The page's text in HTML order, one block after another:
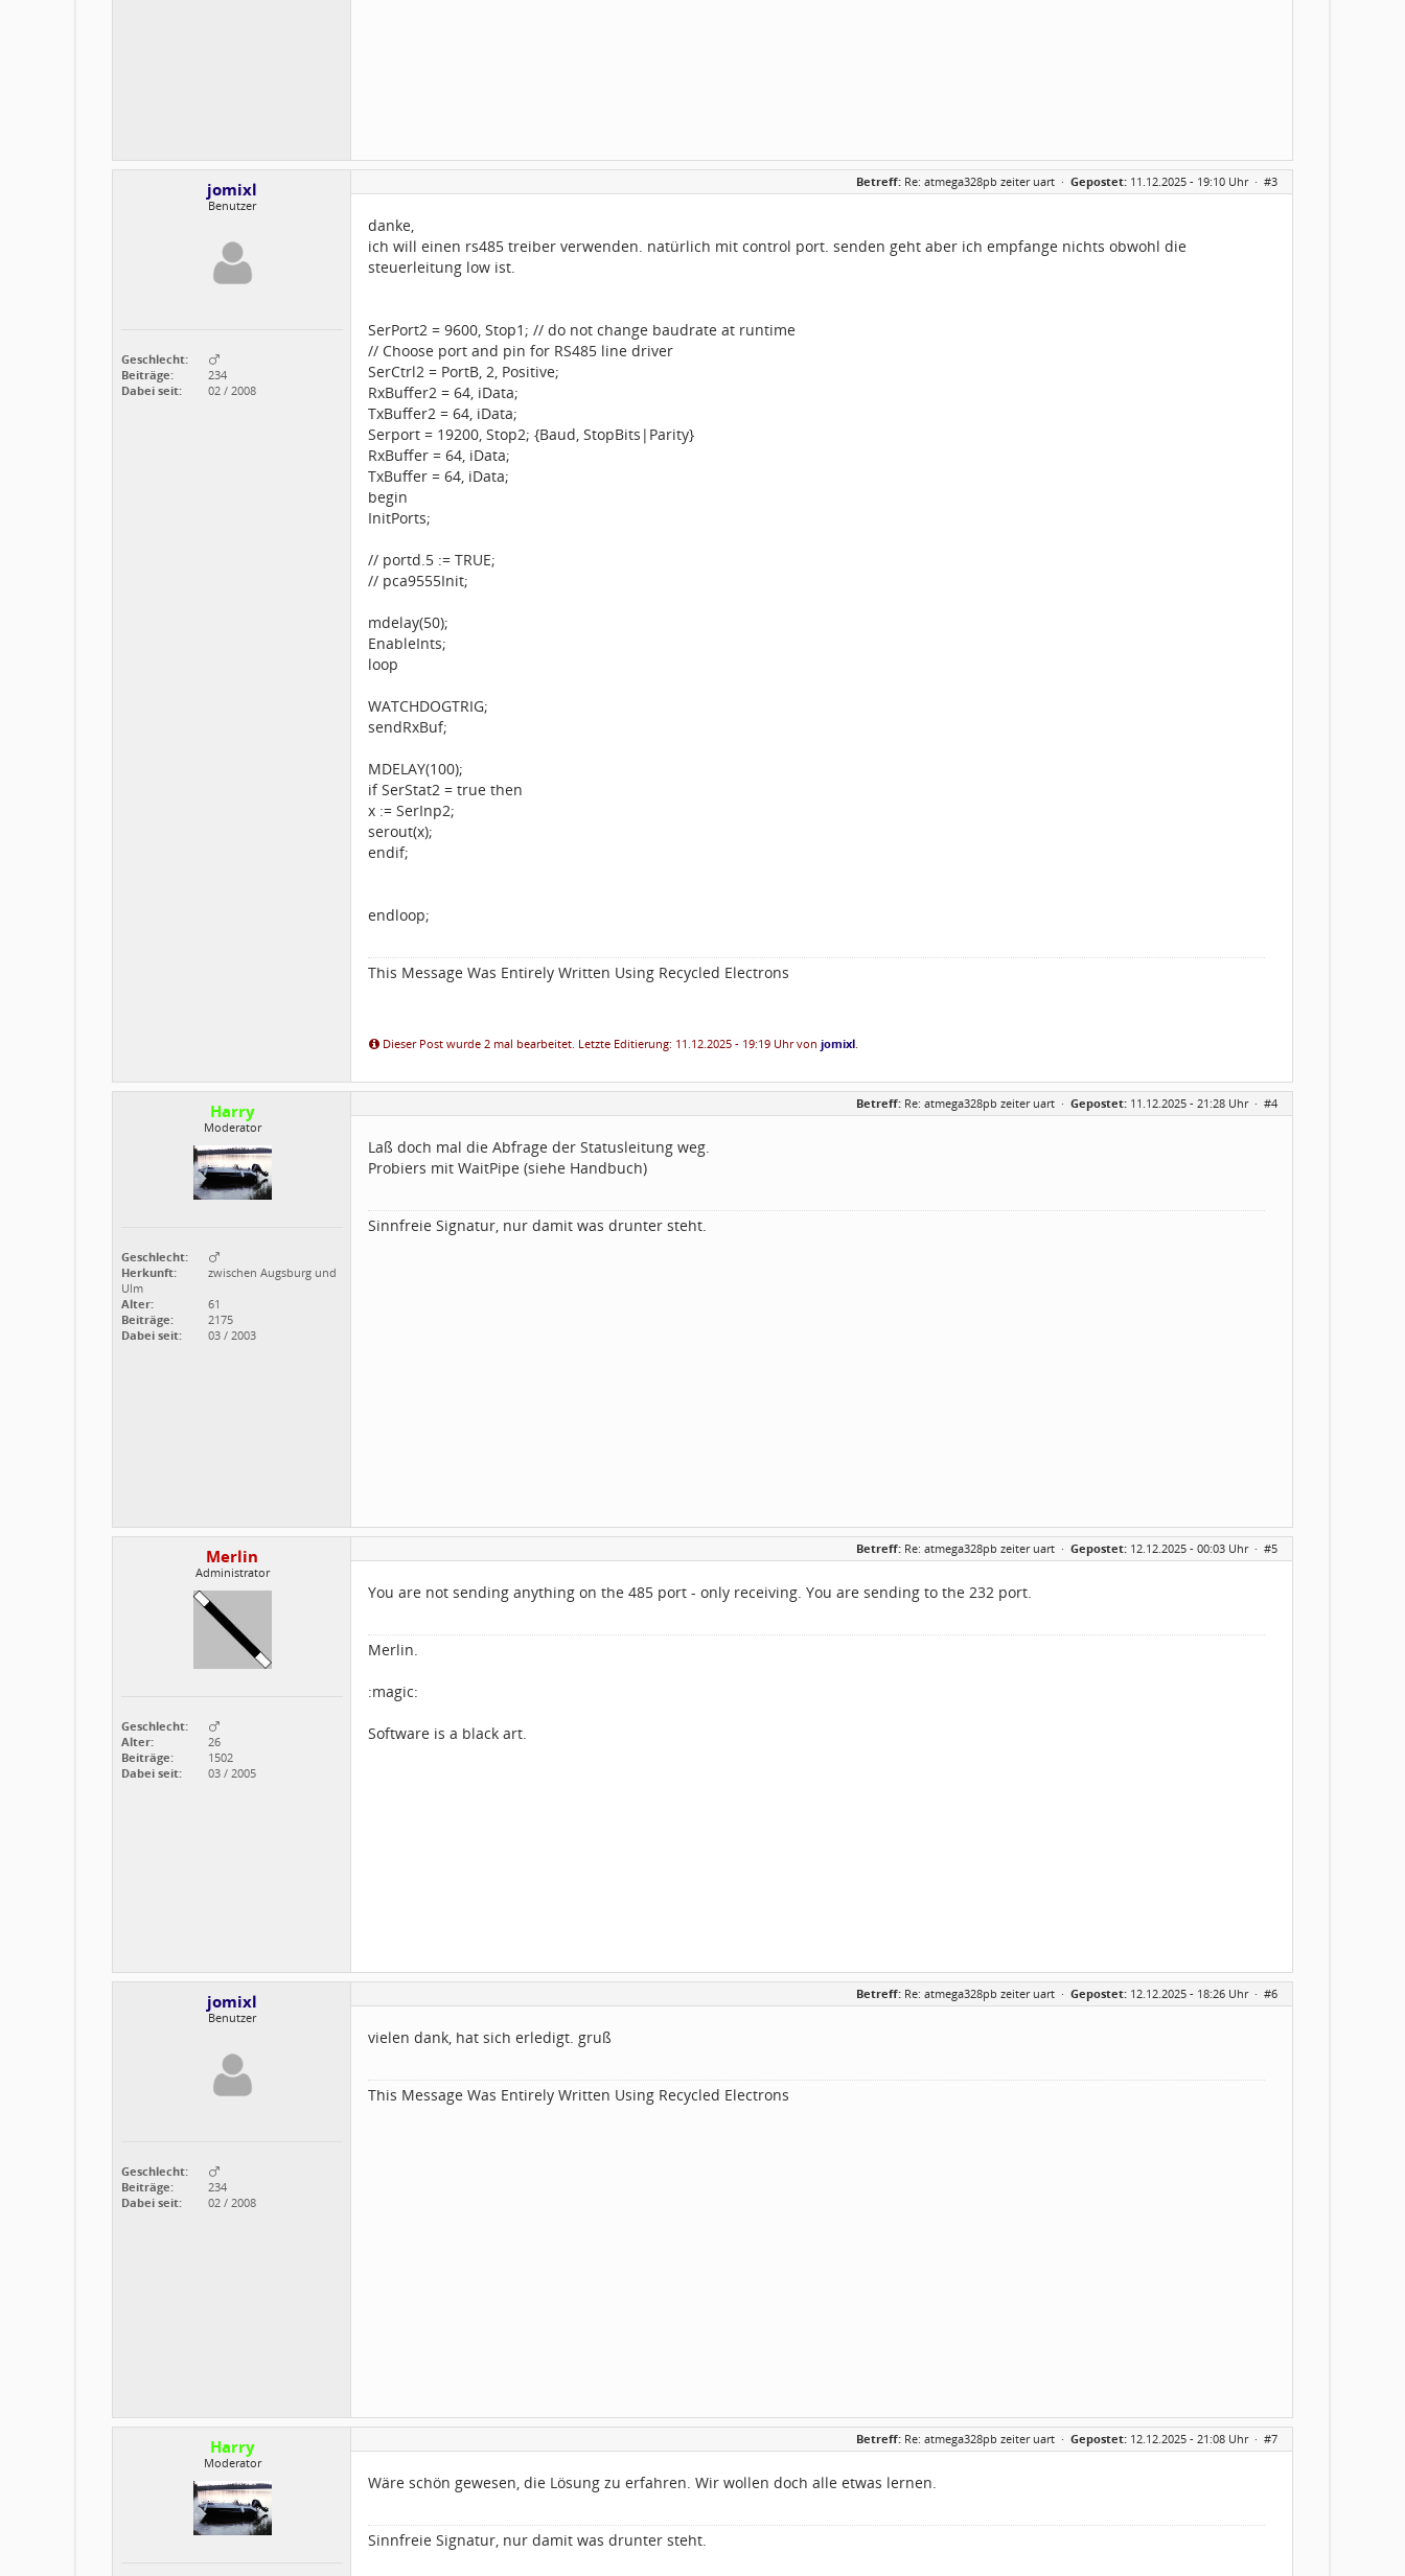
jomixl
Benutzer
Geschlecht:
Beiträge:
234
Dabei seit:
02 / 2008
Betreff: Re: atmega328pb zeiter uart · Gepostet: 11.12.2025 - 19:10 Uhr · #3
danke,
ich will einen rs485 treiber verwenden. natürlich mit control port. senden geht aber ich empfange nichts obwohl die
steuerleitung low ist.
SerPort2 = 9600, Stop1; // do not change baudrate at runtime
// Choose port and pin for RS485 line driver
SerCtrl2 = PortB, 2, Positive;
RxBuffer2 = 64, iData;
TxBuffer2 = 64, iData;
Serport = 19200, Stop2; {Baud, StopBits|Parity}
RxBuffer = 64, iData;
TxBuffer = 64, iData;
begin
InitPorts;
// portd.5 := TRUE;
// pca9555Init;
mdelay(50);
EnableInts;
loop
WATCHDOGTRIG;
sendRxBuf;
MDELAY(100);
if SerStat2 = true then
x := SerInp2;
serout(x);
endif;
endloop;
This Message Was Entirely Written Using Recycled Electrons
Dieser Post wurde 2 mal bearbeitet. Letzte Editierung: 11.12.2025 - 19:19 Uhr vonjomixl.
Harry
Moderator
Geschlecht:
Herkunft:
zwischen Augsburg und
Ulm
Alter:
61
Beiträge:
2175
Dabei seit:
03 / 2003
Betreff: Re: atmega328pb zeiter uart · Gepostet: 11.12.2025 - 21:28 Uhr · #4
Laß doch mal die Abfrage der Statusleitung weg.
Probiers mit WaitPipe (siehe Handbuch)
Sinnfreie Signatur, nur damit was drunter steht.
Merlin
Administrator
Geschlecht:
Alter:
26
Beiträge:
1502
Dabei seit:
03 / 2005
Betreff: Re: atmega328pb zeiter uart · Gepostet: 12.12.2025 - 00:03 Uhr · #5
You are not sending anything on the 485 port - only receiving. You are sending to the 232 port.
Merlin.
:magic:
Software is a black art.
jomixl
Benutzer
Geschlecht:
Beiträge:
234
Dabei seit:
02 / 2008
Betreff: Re: atmega328pb zeiter uart · Gepostet: 12.12.2025 - 18:26 Uhr · #6
vielen dank, hat sich erledigt. gruß
This Message Was Entirely Written Using Recycled Electrons
Harry
Moderator
Betreff: Re: atmega328pb zeiter uart · Gepostet: 12.12.2025 - 21:08 Uhr · #7
Wäre schön gewesen, die Lösung zu erfahren. Wir wollen doch alle etwas lernen.
Sinnfreie Signatur, nur damit was drunter steht.